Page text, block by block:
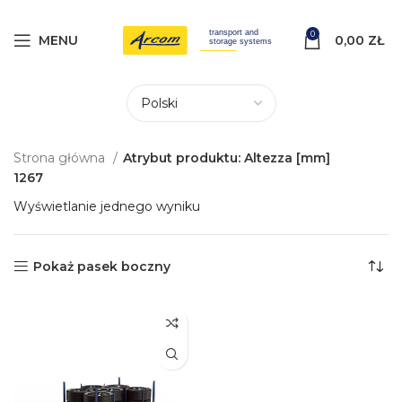
MENU 0 0,00 ZŁ
Strona główna
Atrybut produktu: Altezza [mm]
1267
Wyświetlanie jednego wyniku
Pokaż pasek boczny